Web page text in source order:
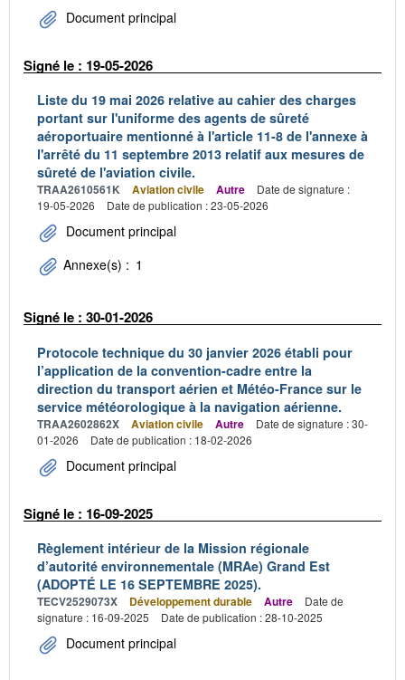
Document principal
Signé le : 19-05-2026
Liste du 19 mai 2026 relative au cahier des charges
portant sur l'uniforme des agents de sûreté
aéroportuaire mentionné à l'article 11-8 de l'annexe à
l'arrêté du 11 septembre 2013 relatif aux mesures de
sûreté de l'aviation civile.
TRAA2610561K Aviation civile Autre
Date de signature :
19-05-2026
Date de publication : 23-05-2026
Document principal
Annexe(s) : 1
Signé le : 30-01-2026
Protocole technique du 30 janvier 2026 établi pour
l’application de la convention-cadre entre la
direction du transport aérien et Météo-France sur le
service météorologique à la navigation aérienne.
TRAA2602862X Aviation civile Autre
Date de signature : 30-
01-2026
Date de publication : 18-02-2026
Document principal
Signé le : 16-09-2025
Règlement intérieur de la Mission régionale
d’autorité environnementale (MRAe) Grand Est
(ADOPTÉ LE 16 SEPTEMBRE 2025).
TECV2529073X Développement durable Autre
Date de
signature : 16-09-2025
Date de publication : 28-10-2025
Document principal